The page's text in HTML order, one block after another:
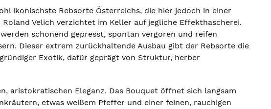
ikonischste Rebsorte Österreichs, die hier jedoch in einer
Velich verzichtet im Keller auf jegliche Effekthascherei.
schonend gepresst, spontan vergoren und reifen
Dieser extrem zurückhaltende Ausbau gibt der Rebsorte die
Exotik, dafür geprägt von Struktur, herber
aristokratischen Eleganz. Das Bouquet öffnet sich langsam
etwas weißem Pfeffer und einer feinen, rauchigen